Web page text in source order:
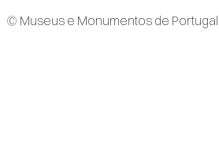
© Museus e Monumentos de Portugal